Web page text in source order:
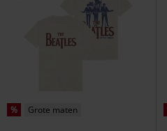
% Grote maten